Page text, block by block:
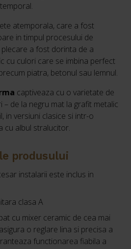
atemporala, care a fost
in timpul procesului de
a fost dorinta de a
cu culori care se imbina perfect
piatra, betonul sau lemnul.
captiveaza cu o varietate de
– de la negru mat la grafit metalic
in versiuni clasice si intr-o
cu albul stralucitor.
produsului
instalarii este inclus in
clasa A
cu mixer ceramic de cea mai
o reglare lina si precisa a
functionarea fiabila a